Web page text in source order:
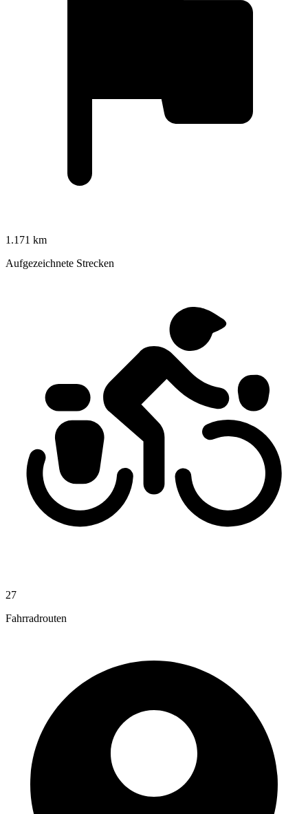
1.171 km
Aufgezeichnete Strecken
27
Fahrradrouten